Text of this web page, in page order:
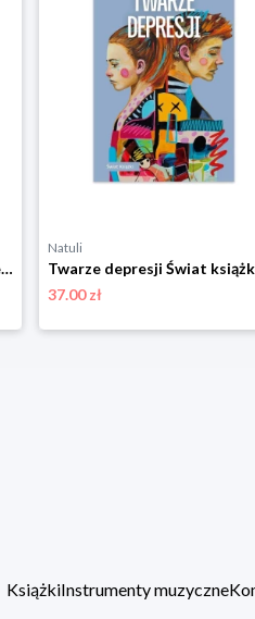
Najszczęśliwsze dzieci na świecie Świat książki
Natuli
Twarze depresji Świat
37.00 zł
KsiążkiInstrumenty muzyczne